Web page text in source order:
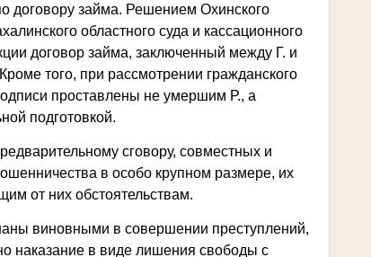
договору займа. Решением Охинского
областного суда и кассационного
договор займа, заключенный между Г. и
того, при рассмотрении гражданского
проставлены не умершим Р., а
подготовкой.
сговору, совместных и
в особо крупном размере, их
от них обстоятельствам.
виновными в совершении преступлений,
наказание в виде лишения свободы с